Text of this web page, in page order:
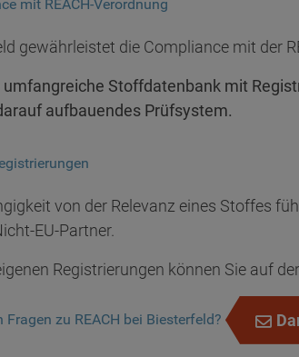
mit REACH-Verordnung
gewährleistet die Compliance mit der
umfangreiche Stoffdatenbank mit
aufbauendes Prüfsystem.
von der Relevanz eines Stoffes
EU-Partner.
Registrierungen können Sie auf der
Fragen zu REACH bei Biesterfeld?